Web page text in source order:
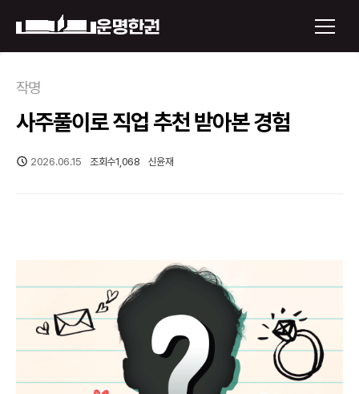
운명한권 보기
미래 배우자 얼굴
신년운세
궁합
작명
사주풀이로 직업 추천 받아본 경험
2026.06.15 조회수1,068 신윤재